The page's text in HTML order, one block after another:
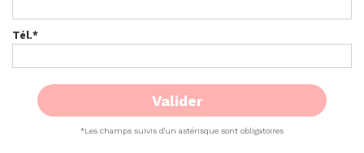
Tél.*
*Les champs suivis d'un astérisque sont obligatoires